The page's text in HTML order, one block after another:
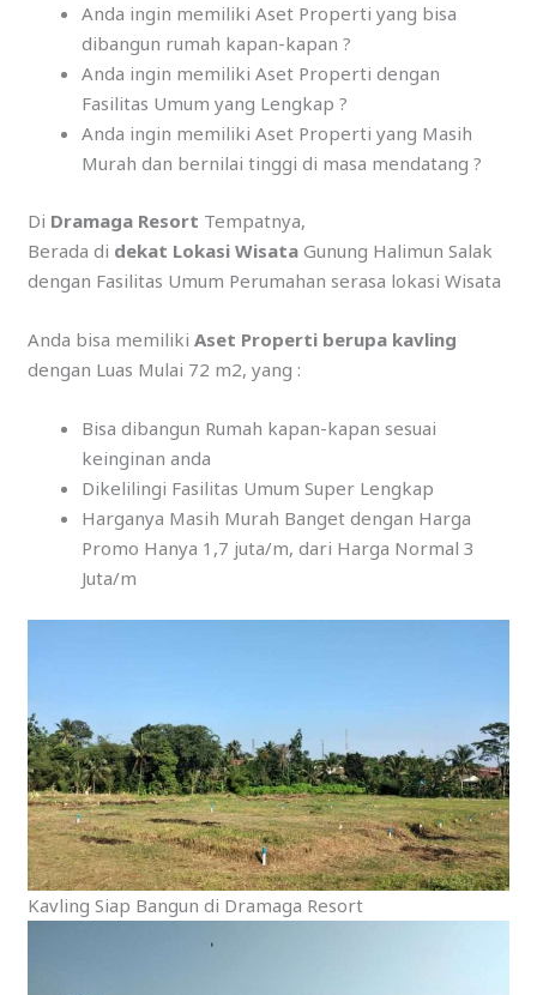
Anda ingin memiliki Aset Properti yang bisa
dibangun rumah kapan-kapan ?
Anda ingin memiliki Aset Properti dengan
Fasilitas Umum yang Lengkap ?
Anda ingin memiliki Aset Properti yang Masih
Murah dan bernilai tinggi di masa mendatang ?
Di Dramaga Resort Tempatnya,
Berada di dekat Lokasi Wisata Gunung Halimun Salak
dengan Fasilitas Umum Perumahan serasa lokasi Wisata
Anda bisa memilikiAset Properti berupa kavling
dengan Luas Mulai 72 m2, yang :
Bisa dibangun Rumah kapan-kapan sesuai
keinginan anda
Dikelilingi Fasilitas Umum Super Lengkap
Harganya Masih Murah Banget dengan Harga
Promo Hanya 1,7 juta/m, dari Harga Normal 3
Juta/m
Kavling Siap Bangun di Dramaga Resort